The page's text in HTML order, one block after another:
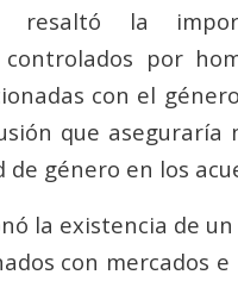
resaltó la
por
con el
que aseguraría
de género en los
la existencia de
con mercados